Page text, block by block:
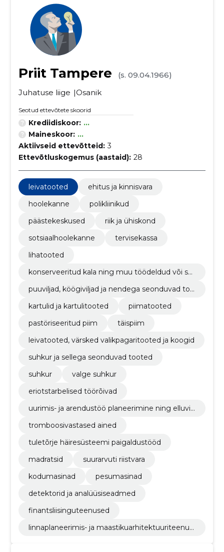
Priit Tampere
(s. 09.04.1966)
Juhatuse liige
Osanik
Seotud ettevõtete skoorid
Krediidiskoor: ...
Maineskoor: ...
Aktiivseid ettevõtteid: 3
Ettevõtluskogemus (aastaid): 28
leivatooted
ehitus ja kinnisvara
hoolekanne
polikliinikud
päästekeskused
riik ja ühiskond
sotsiaalhoolekanne
tervisekassa
lihatooted
konserveeritud kala ning muu töödeldud või säil
puuviljad, köögiviljad ja nendega seonduvad too
kartulid ja kartulitooted
piimatooted
pastöriseeritud piim
täispiim
leivatooted, värsked valikpagaritooted ja koogid
suhkur ja sellega seonduvad tooted
suhkur
valge suhkur
eriotstarbelised töörõivad
uurimis- ja arendustöö planeerimine ning elluvii
tromboosivastased ained
tuletõrje häiresüsteemi paigaldustööd
madratsid
suurarvuti riistvara
kodumasinad
pesumasinad
detektorid ja analüüsiseadmed
finantsliisinguteenused
linnaplaneerimis- ja maastikuarhitektuuriteenus